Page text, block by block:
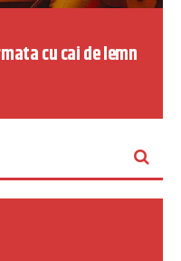
cu cai de lemn